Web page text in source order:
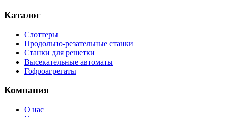
Каталог
Слоттеры
Продольно-резательные станки
Станки для решетки
Высекательные автоматы
Гофроагрегаты
Компания
О нас